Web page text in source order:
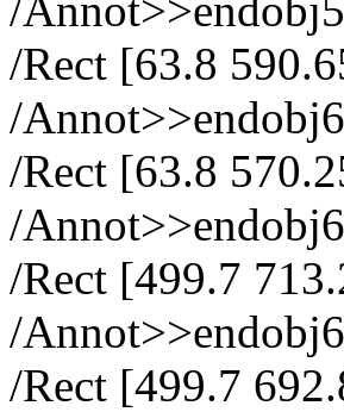
/Rect [63.8
/
/Rect [63.8
/
/Rect [499.7
/
/Rect [499.7